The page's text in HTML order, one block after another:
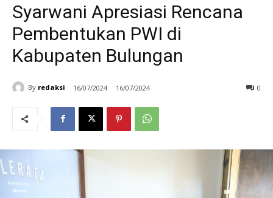
Syarwani Apresiasi Rencana
Pembentukan PWI di
Kabupaten Bulungan
By redaksi 16/07/2024 16/07/2024 0